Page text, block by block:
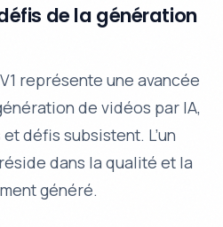
de la génération
représente une avancée
de vidéos par IA,
et défis subsistent. L’un
dans la qualité et la
généré.